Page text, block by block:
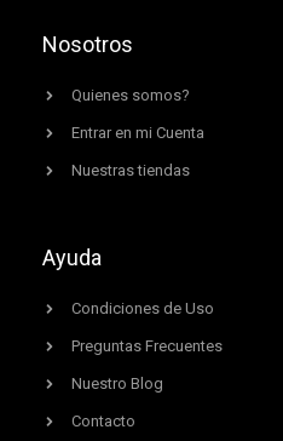
Nosotros
Quienes somos?
Entrar en mi Cuenta
Nuestras tiendas
Ayuda
Condiciones de Uso
Preguntas Frecuentes
Nuestro Blog
Contacto